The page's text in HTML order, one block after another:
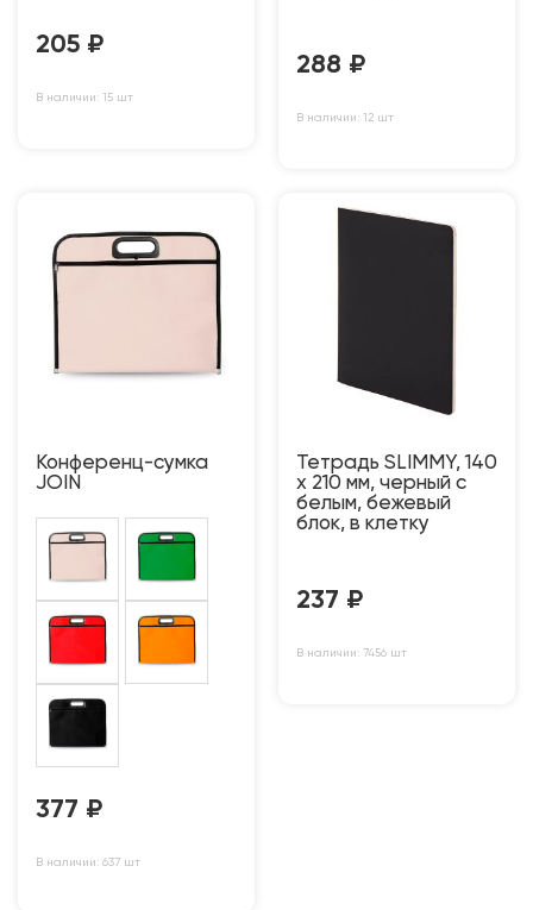
205 ₽
В наличии: 15 шт
288 ₽
В наличии: 12 шт
Конференц-сумка
JOIN
377 ₽
В наличии: 637 шт
Тетрадь SLIMMY, 140
х 210 мм, черный с
белым, бежевый
блок, в клетку
237 ₽
В наличии: 7456 шт